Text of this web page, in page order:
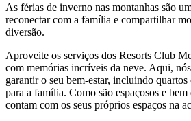
As férias de inverno nas montanhas são
reconectar com a família e compartilhar
diversão.
Aproveite os serviços dos Resorts Club
com memórias incríveis da neve. Aqui,
garantir o seu bem-estar, incluindo
para a família. Como são espaçosos e
contam com os seus próprios espaços na